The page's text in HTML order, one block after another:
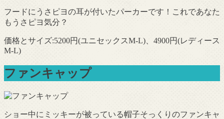
フードにうさピヨの耳が付いたパーカーです！これであなた
もうさピヨ気分？
価格とサイズ:5200円(ユニセックスM-L)、4900円(レディース
M-L)
ファンキャップ
ショー中にミッキーが被っている帽子そっくりのファンキャ